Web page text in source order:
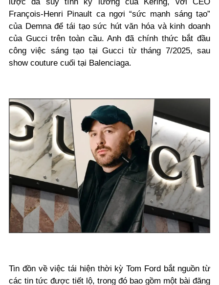
lược đã suy tính kỹ lưỡng của Kering, với CEO
François-Henri Pinault ca ngợi “sức mạnh sáng tạo”
của Demna để tái tạo sức hút văn hóa và kinh doanh
của Gucci trên toàn cầu. Anh đã chính thức bắt đầu
công việc sáng tạo tại Gucci từ tháng 7/2025, sau
show couture cuối tại Balenciaga.
Tin đồn về việc tái hiện thời kỳ Tom Ford bắt nguồn từ
các tin tức được tiết lộ, trong đó bao gồm một bài đăng